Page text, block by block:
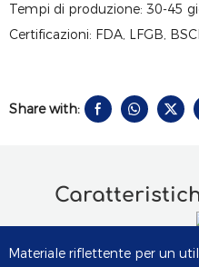
Tempi di produzione: 30-45
Certificazioni: FDA, LFGB, BSCI
Share with:
Materiale riflettente per un